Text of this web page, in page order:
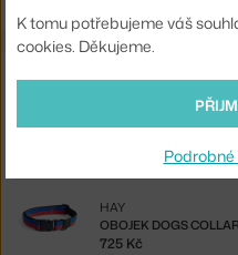
Související produkty
HAY
OBOJEK DOGS
HAY
725 Kč
K tomu potřebujeme váš
cookies. Děkujeme.